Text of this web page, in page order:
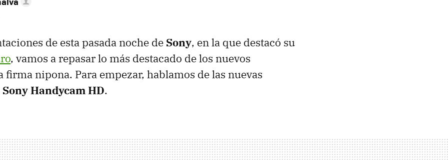
de esta pasada noche de Sony, en la que destacó su
, vamos a repasar lo más destacado de los nuevos
firma nipona. Para empezar, hablamos de las nuevas
Handycam HD.